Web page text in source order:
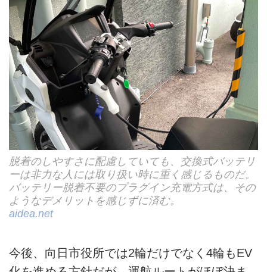
脱着のしやすさに配慮していても、交換式バッテリ
ーは非力な人には取り扱い時に重く感じるものだ。
バッテリー脱着不要のプラグイン充電方式は、その
ようなデメリットを感じずに済む。
aidea.net
今後、向日市役所では2輪だけでなく4輪もEV